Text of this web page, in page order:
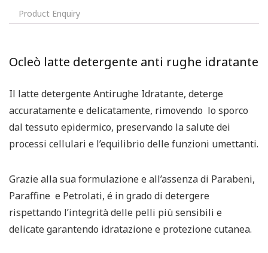
Product Enquiry
Ocleò latte detergente anti rughe idratante
Il latte detergente Antirughe Idratante, deterge
accuratamente e delicatamente, rimovendo lo sporco
dal tessuto epidermico, preservando la salute dei
processi cellulari e l’equilibrio delle funzioni umettanti.
Grazie alla sua formulazione e all’assenza di Parabeni,
Paraffine e Petrolati, é in grado di detergere
rispettando l’integrità delle pelli più sensibili e
delicate garantendo idratazione e protezione cutanea.